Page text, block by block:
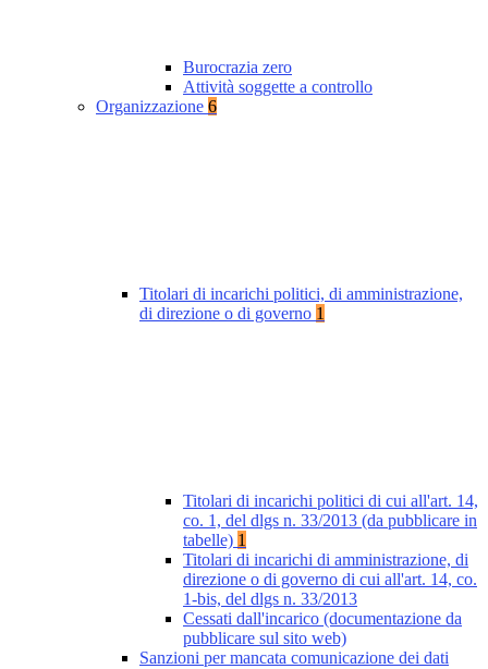
Burocrazia zero
Attività soggette a controllo
Organizzazione 6
Titolari di incarichi politici, di amministrazione,
di direzione o di governo 1
Titolari di incarichi politici di cui all'art. 14,
co. 1, del dlgs n. 33/2013 (da pubblicare in
tabelle) 1
Titolari di incarichi di amministrazione, di
direzione o di governo di cui all'art. 14, co.
1-bis, del dlgs n. 33/2013
Cessati dall'incarico (documentazione da
pubblicare sul sito web)
Sanzioni per mancata comunicazione dei dati